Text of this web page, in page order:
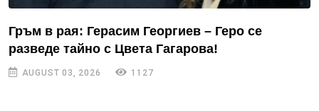
Гръм в рая: Герасим Георгиев – Геро се
разведе тайно с Цвета Гагарова!
AUGUST 03, 2026 1127